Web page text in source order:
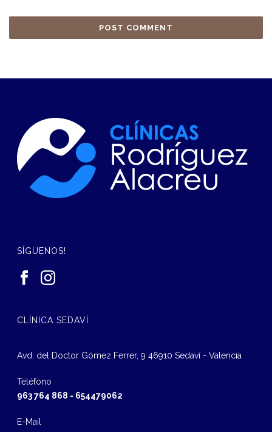
SÍGUENOS!
CLÍNICA SEDAVÍ
Avd. del Doctor Gómez Ferrer, 9 46910 Sedaví - Valencia
Teléfono
963 764 868 - 654479062
E-Mail